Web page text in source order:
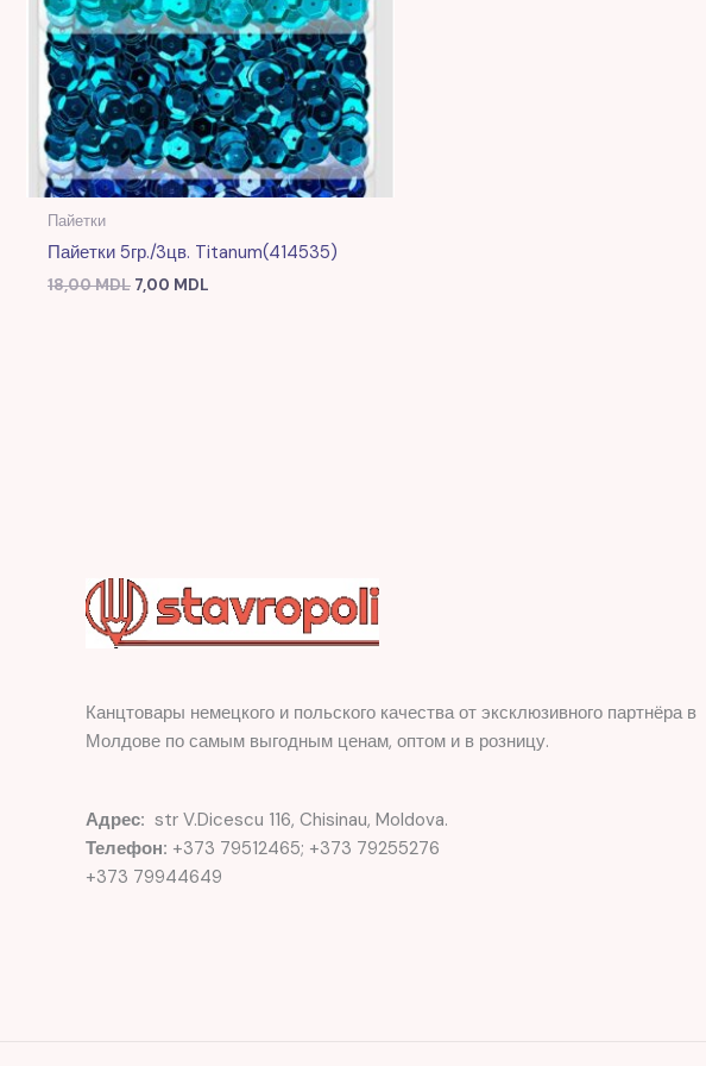
Пайетки
Пайетки 5гр./3цв. Titanum(414535)
18,00MDL 7,00 MDL
Канцтовары немецкого и польского качества от эксклюзивного партнёра в
Молдове по самым выгодным ценам, оптом и в розницу.
Адрес: str V.Dicescu 116, Chisinau, Moldova.
Телефон: +373 79512465; +373 79255276
+373 79944649